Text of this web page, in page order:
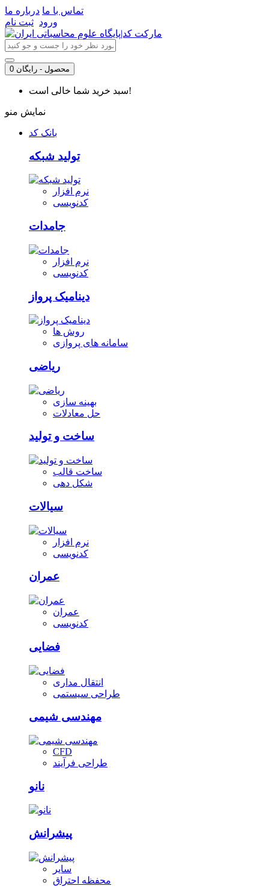
تماس با ما درباره ما
ورود ثبت نام
0 محصول - رایگان
سبد خرید شما خالی است!
نمایش منو
بانک کد
تولید شبکه
نرم افزار
کدنویسی
جامدات
نرم افزار
کدنویسی
دینامیک پرواز
روش ها
سامانه های پروازی
ریاضی
بهینه سازی
حل معادلات
ساخت و تولید
ساخت قالب
شکل دهی
سیالات
نرم افزار
کدنویسی
عمران
عمران
کدنویسی
فضایی
انتقال مداری
طراحی سیستمی
مهندسی شیمی
CFD
طراحی فرآیند
نانو
پیشرانش
سایر
محفظه احتراق